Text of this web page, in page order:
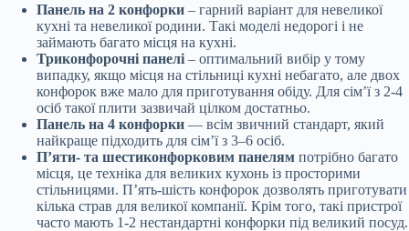
Панель на 2 конфорки – гарний варіант для невеликої
кухні та невеликої родини. Такі моделі недорогі і не
займають багато місця на кухні.
Триконфорочні панелі – оптимальний вибір у тому
випадку, якщо місця на стільниці кухні небагато, але двох
конфорок вже мало для приготування обіду. Для сім’ї з 2-4
осіб такої плити зазвичай цілком достатньо.
Панель на 4 конфорки — всім звичний стандарт, який
найкраще підходить для сім’ї з 3–6 осіб.
П’яти- та шестиконфорковим панелям потрібно багато
місця, це техніка для великих кухонь із просторими
стільницями. П’ять-шість конфорок дозволять приготувати
кілька страв для великої компанії. Крім того, такі пристрої
часто мають 1-2 нестандартні конфорки під великий посуд.